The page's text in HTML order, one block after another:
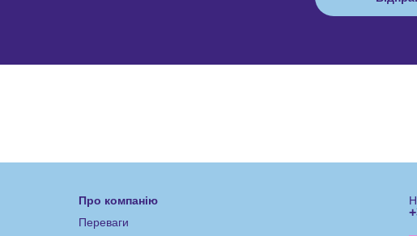
Про компанію
Переваги